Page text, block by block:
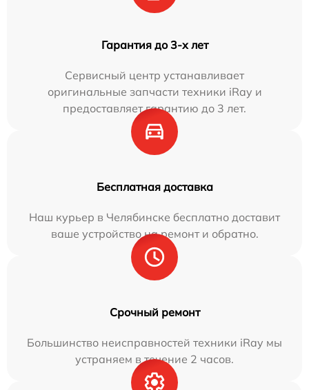
Гарантия до 3-х лет
Сервисный центр устанавливает
оригинальные запчасти техники iRay и
предоставляет гарантию до 3 лет.
Бесплатная доставка
Наш курьер в Челябинске бесплатно доставит
ваше устройство на ремонт и обратно.
Срочный ремонт
Большинство неисправностей техники iRay мы
устраняем в течение 2 часов.